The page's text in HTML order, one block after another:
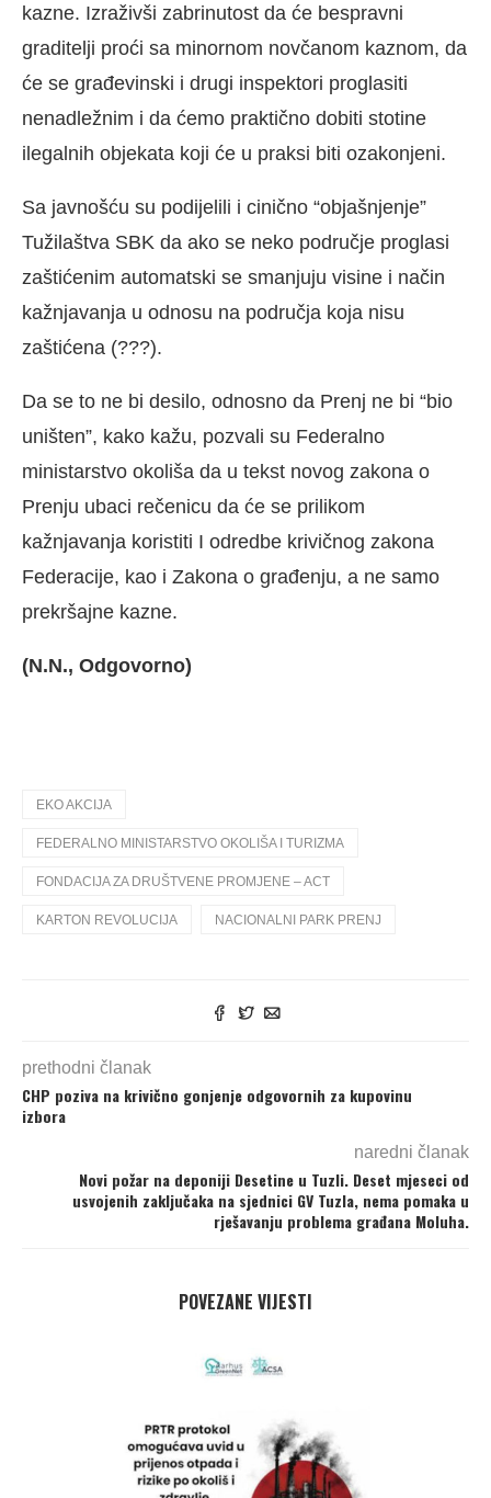
kazne. Izraživši zabrinutost da će bespravni
graditelji proći sa minornom novčanom kaznom, da
će se građevinski i drugi inspektori proglasiti
nenadležnim i da ćemo praktično dobiti stotine
ilegalnih objekata koji će u praksi biti ozakonjeni.
Sa javnošću su podijelili i cinično “objašnjenje”
Tužilaštva SBK da ako se neko područje proglasi
zaštićenim automatski se smanjuju visine i način
kažnjavanja u odnosu na područja koja nisu
zaštićena (???).
Da se to ne bi desilo, odnosno da Prenj ne bi “bio
uništen”, kako kažu, pozvali su Federalno
ministarstvo okoliša da u tekst novog zakona o
Prenju ubaci rečenicu da će se prilikom
kažnjavanja koristiti I odredbe krivičnog zakona
Federacije, kao i Zakona o građenju, a ne samo
prekršajne kazne.
(N.N., Odgovorno)
EKO AKCIJA
FEDERALNO MINISTARSTVO OKOLIŠA I TURIZMA
FONDACIJA ZA DRUŠTVENE PROMJENE – ACT
KARTON REVOLUCIJA NACIONALNI PARK PRENJ
prethodni članak
CHP poziva na krivično gonjenje odgovornih za kupovinu
izbora
naredni članak
Novi požar na deponiji Desetine u Tuzli. Deset mjeseci od
usvojenih zaključaka na sjednici GV Tuzla, nema pomaka u
rješavanju problema građana Moluha.
POVEZANE VIJESTI